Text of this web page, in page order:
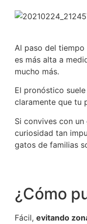
Al paso del
es más alta a
mucho más.
El pronóstico
claramente que tu
Si convives con un
curiosidad tan
gatos de familias
¿Cómo
Fácil, evitando